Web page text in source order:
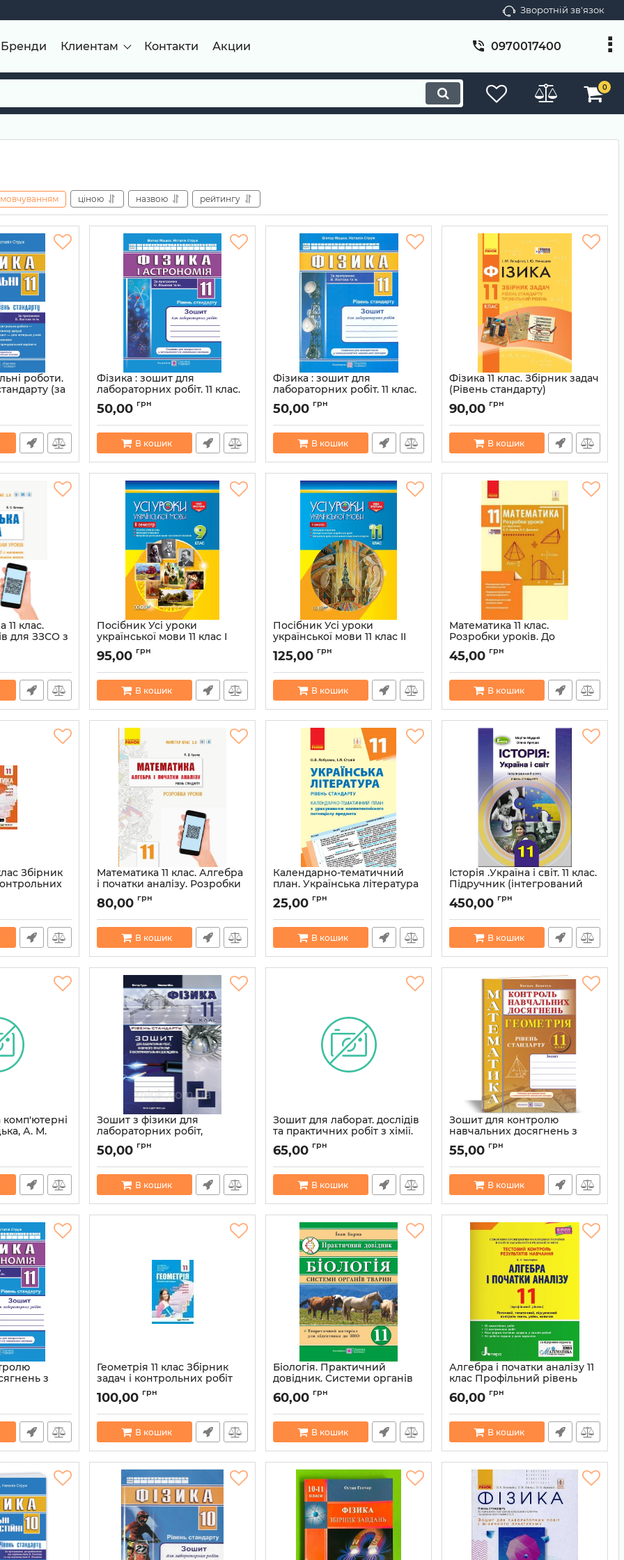
Зворотній зв'язок
Бренди Клиентам Контакти Акции 0970017400
0
ціною назвою рейтингу
роботи.
(за
та ін.)
Фізика : зошит для
лабораторних робіт. 11 клас.
Рівень стандарту (за
програмою О. Ляшенка та
ін.)
Артикул: 9789660734999
50,00 грн
В кошик
Фізика : зошит для
лабораторних робіт. 11 клас.
Рівень стандарту (за
програмою В. Локтєва та ін.)
Мацюк В., Струж Н.
Артикул: 9789660734982
50,00 грн
В кошик
Фізика 11 клас. Збірник задач
(Рівень стандарту)
(Профільний рівень)
Артикул:
90,00 грн
В кошик
11 клас.
для ЗЗСО з
Посібник Усі уроки
української мови 11 клас І
семестр (Укр) Основа
УМУ043
Артикул: 9786170037015
95,00 грн
В кошик
Посібник Усі уроки
української мови 11 клас ІІ
семестр (Укр) Основа
УМУ044
Артикул: 9786170037022
125,00 грн
В кошик
Математика 11 клас.
Розробки уроків. До
підручника Неліна Є.П.,
Долгова О.Є. (Рівень
стандарту)
Артикул: 9786170954893
45,00 грн
В кошик
Збірник
Математика 11 клас. Алгебра
і початки аналізу. Розробки
уроків «Майстер-клас 2.0»
Артикул:
80,00 грн
В кошик
Календарно-тематичний
план. Українська література
11 клас (Рівень стандарту)
(Укр) Ранок Д812049У
Артикул: 9786170950895
25,00 грн
В кошик
Історія .Україна і світ. 11 клас.
Підручник (інтегрований
курс, рівень стандарту)
Артикул: 978966111002
450,00 грн
В кошик
комп'ютерні
А. М.
Зошит з фізики для
лабораторних робіт,
фізичного практикуму й
експериментальних
досліджень. 11 клас. Рівень
стандартуАвтори: Гудзь
Віктор Володимирович, Міль
Микола Сергійович
50,00 грн
В кошик
Зошит для лаборат. дослідів
та практичних робіт з хімії.
11кл. (рівень стандарту)
(Мандрівець)
Артикул: 978966944309
65,00 грн
В кошик
Зошит для контролю
навчальних досягнень з
математики. Геометрія. 11
клас. Рівень стандарту.
Самостійні та контрольні
роботи
Артикул: 9789660736405
55,00 грн
В кошик
з
і
клас.
Самостійні
Геометрія 11 клас Збірник
задач і контрольних робіт
Мерзляк А.Г. (Укр) Гімназія
Артикул: 9789664743317
100,00 грн
В кошик
Біологія. Практичний
довідник. Системи органів
тварин Барна І.
Артикул:
60,00 грн
В кошик
Алгебра і початки аналізу 11
клас Профільний рівень
Тестовий контроль
Артикул:
60,00 грн
В кошик